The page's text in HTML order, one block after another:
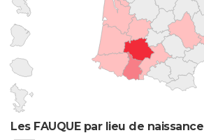
Les FAUQUE par lieu de naissance